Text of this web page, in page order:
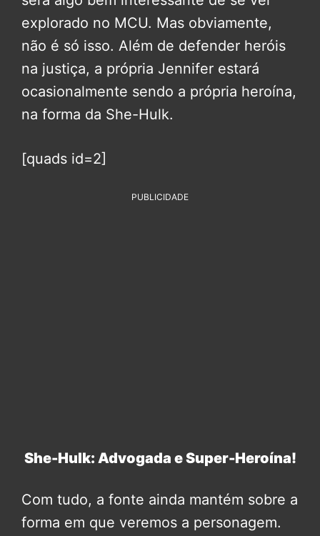
explorado no MCU. Mas obviamente,
não é só isso. Além de defender heróis
na justiça, a própria Jennifer estará
ocasionalmente sendo a própria heroína,
na forma da She-Hulk.
[quads id=2]
PUBLICIDADE
She-Hulk: Advogada e Super-Heroína!
Com tudo, a fonte ainda mantém sobre a
forma em que veremos a personagem.